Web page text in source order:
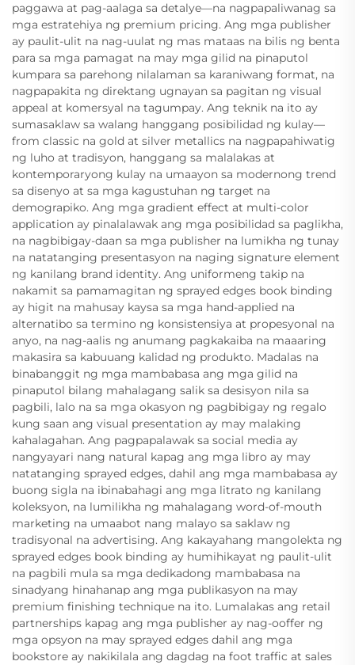
paggawa at pag-aalaga sa detalye—na nagpapaliwanag sa
mga estratehiya ng premium pricing. Ang mga publisher
ay paulit-ulit na nag-uulat ng mas mataas na bilis ng benta
para sa mga pamagat na may mga gilid na pinaputol
kumpara sa parehong nilalaman sa karaniwang format, na
nagpapakita ng direktang ugnayan sa pagitan ng visual
appeal at komersyal na tagumpay. Ang teknik na ito ay
sumasaklaw sa walang hanggang posibilidad ng kulay—
from classic na gold at silver metallics na nagpapahiwatig
ng luho at tradisyon, hanggang sa malalakas at
kontemporaryong kulay na umaayon sa modernong trend
sa disenyo at sa mga kagustuhan ng target na
demograpiko. Ang mga gradient effect at multi-color
application ay pinalalawak ang mga posibilidad sa paglikha,
na nagbibigay-daan sa mga publisher na lumikha ng tunay
na natatanging presentasyon na naging signature element
ng kanilang brand identity. Ang uniformeng takip na
nakamit sa pamamagitan ng sprayed edges book binding
ay higit na mahusay kaysa sa mga hand-applied na
alternatibo sa termino ng konsistensiya at propesyonal na
anyo, na nag-aalis ng anumang pagkakaiba na maaaring
makasira sa kabuuang kalidad ng produkto. Madalas na
binabanggit ng mga mambabasa ang mga gilid na
pinaputol bilang mahalagang salik sa desisyon nila sa
pagbili, lalo na sa mga okasyon ng pagbibigay ng regalo
kung saan ang visual presentation ay may malaking
kahalagahan. Ang pagpapalawak sa social media ay
nangyayari nang natural kapag ang mga libro ay may
natatanging sprayed edges, dahil ang mga mambabasa ay
buong sigla na ibinabahagi ang mga litrato ng kanilang
koleksyon, na lumilikha ng mahalagang word-of-mouth
marketing na umaabot nang malayo sa saklaw ng
tradisyonal na advertising. Ang kakayahang mangolekta ng
sprayed edges book binding ay humihikayat ng paulit-ulit
na pagbili mula sa mga dedikadong mambabasa na
sinadyang hinahanap ang mga publikasyon na may
premium finishing technique na ito. Lumalakas ang retail
partnerships kapag ang mga publisher ay nag-ooffer ng
mga opsyon na may sprayed edges dahil ang mga
bookstore ay nakikilala ang dagdag na foot traffic at sales